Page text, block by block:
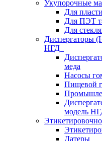
Укупорочные
Для
Для ПЭТ
Для
Диспергаторы
НГД
меда
Насосы
Пищевой
модель
Датеры